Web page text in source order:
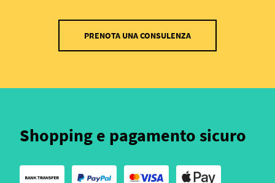
PRENOTA UNA CONSULENZA
Shopping e pagamento sicuro